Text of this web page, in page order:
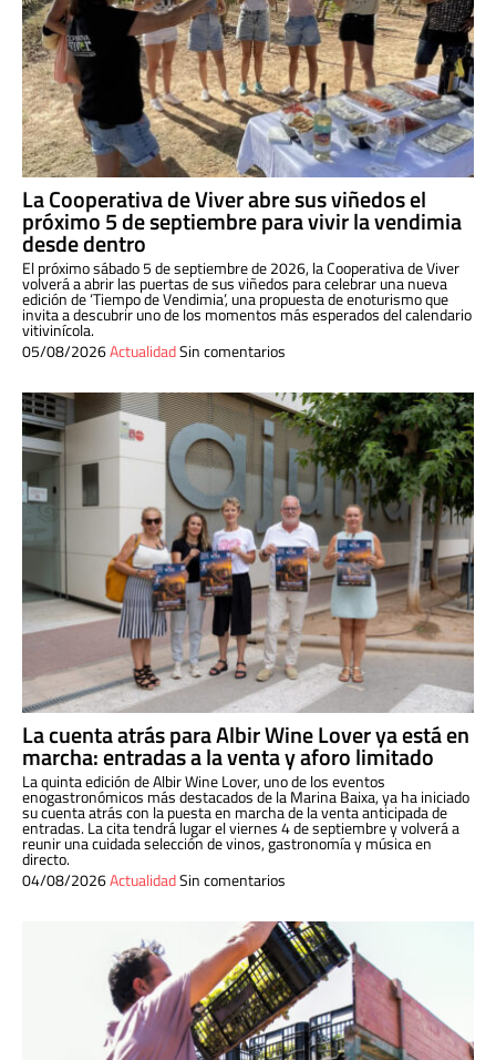
La Cooperativa de Viver abre sus viñedos el
próximo 5 de septiembre para vivir la vendimia
desde dentro
El próximo sábado 5 de septiembre de 2026, la Cooperativa de Viver
volverá a abrir las puertas de sus viñedos para celebrar una nueva
edición de ‘Tiempo de Vendimia’, una propuesta de enoturismo que
invita a descubrir uno de los momentos más esperados del calendario
vitivinícola.
05/08/2026ActualidadSin comentarios
La cuenta atrás para Albir Wine Lover ya está en
marcha: entradas a la venta y aforo limitado
La quinta edición de Albir Wine Lover, uno de los eventos
enogastronómicos más destacados de la Marina Baixa, ya ha iniciado
su cuenta atrás con la puesta en marcha de la venta anticipada de
entradas. La cita tendrá lugar el viernes 4 de septiembre y volverá a
reunir una cuidada selección de vinos, gastronomía y música en
directo.
04/08/2026ActualidadSin comentarios